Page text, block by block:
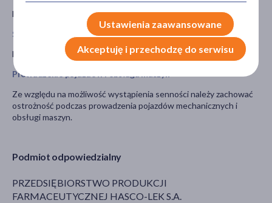
Podmiot odpowiedzialny
PRZEDSIĘBIORSTWO PRODUKCJI
FARMACEUTYCZNEJ HASCO-LEK S.A.
Nie należy stosować leku w okresie ciąży i karmienia piersią.
Stosowanie leku u dzieci i młodzieży
Nie stosować u dzieci w wieku poniżej 12 lat.
Prowadzenie pojazdów i obsługa maszyn
Ze względu na możliwość wystąpienia senności należy zachować
ostrożność podczas prowadzenia pojazdów mechanicznych i
obsługi maszyn.
Ustawienia zaawansowane
Akceptuję i przechodzę do serwisu